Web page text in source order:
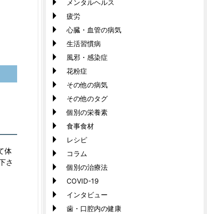
体
さ
メンタルヘルス
疲労
心臓・血管の病気
生活習慣病
風邪・感染症
花粉症
その他の病気
その他のタグ
個別の栄養素
食事食材
レシピ
コラム
個別の治療法
COVID-19
インタビュー
歯・口腔内の健康